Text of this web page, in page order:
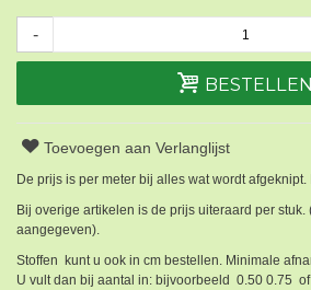
-
BESTELLEN
Toevoegen aan Verlanglijst
De prijs is per meter bij alles wat wordt afgeknipt.
Bij overige artikelen is de prijs uiteraard per stuk.
aangegeven).
Stoffen kunt u ook in cm bestellen. Minimale
U vult dan bij aantal in: bijvoorbeeld 0.50 0.75 of